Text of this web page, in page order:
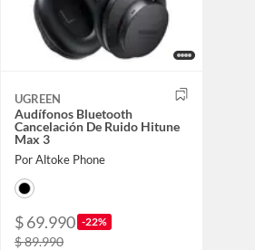
UGREEN
Audífonos Bluetooth
Cancelación De Ruido Hitune
Max 3
Por Altoke Phone
$ 69.990 -22%
$ 89.990